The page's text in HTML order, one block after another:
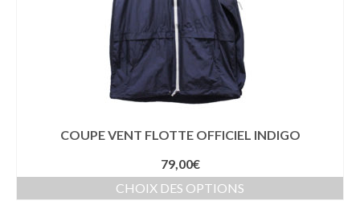
COUPE VENT FLOTTE OFFICIEL INDIGO
79,00€
CHOIX DES OPTIONS